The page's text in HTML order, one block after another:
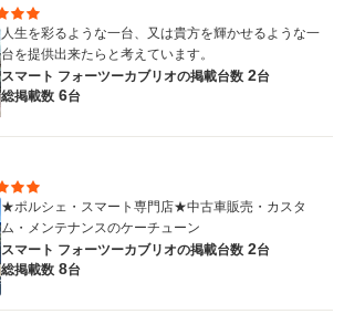
人生を彩るような一台、又は貴方を輝かせるような一
台を提供出来たらと考えています。
スマート フォーツーカブリオの掲載台数 2台
総掲載数 6台
★ポルシェ・スマート専門店★中古車販売・カスタ
ム・メンテナンスのケーチューン
スマート フォーツーカブリオの掲載台数 2台
総掲載数 8台